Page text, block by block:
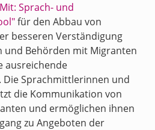
Sprach- und
für den Abbau von
besseren Verständigung
und Behörden mit Migranten
ausreichende
Die Sprachmittlerinnen und
die Kommunikation von
und ermöglichen ihnen
zu Angeboten der